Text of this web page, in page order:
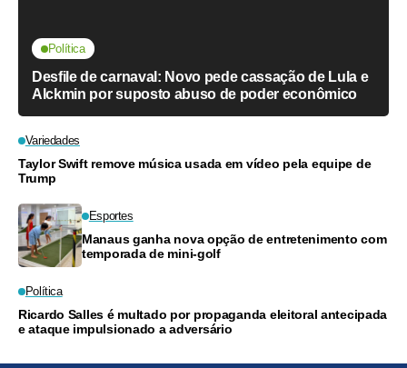
Política
Desfile de carnaval: Novo pede cassação de Lula e
Alckmin por suposto abuso de poder econômico
Variedades
Taylor Swift remove música usada em vídeo pela equipe de
Trump
Esportes
Manaus ganha nova opção de entretenimento com
temporada de mini-golf
Política
Ricardo Salles é multado por propaganda eleitoral antecipada
e ataque impulsionado a adversário